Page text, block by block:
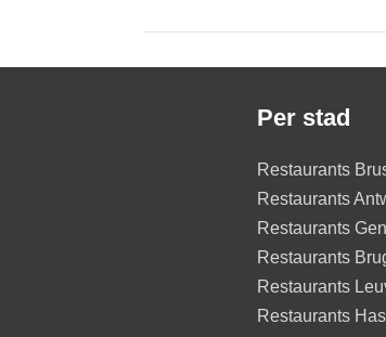
Per stad
Restaurants
Restaurants
Restaurants
Restaurants
Restaurants
Restaurants